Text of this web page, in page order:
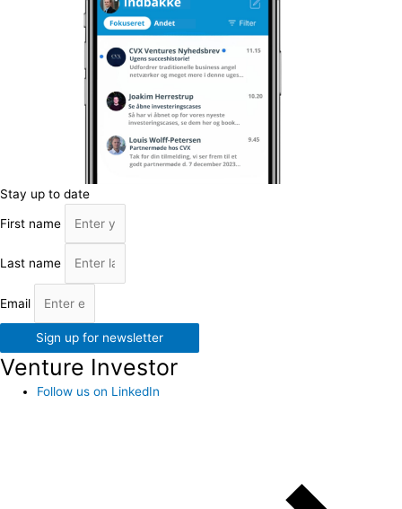
Stay up to date
First name
Last name
Email
Sign up for newsletter
Venture Investor
Follow us on LinkedIn